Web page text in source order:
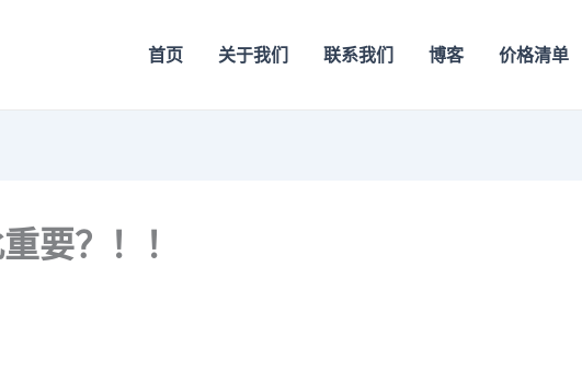
首页 关于我们 联系我们 博客 价格清单
要？！！